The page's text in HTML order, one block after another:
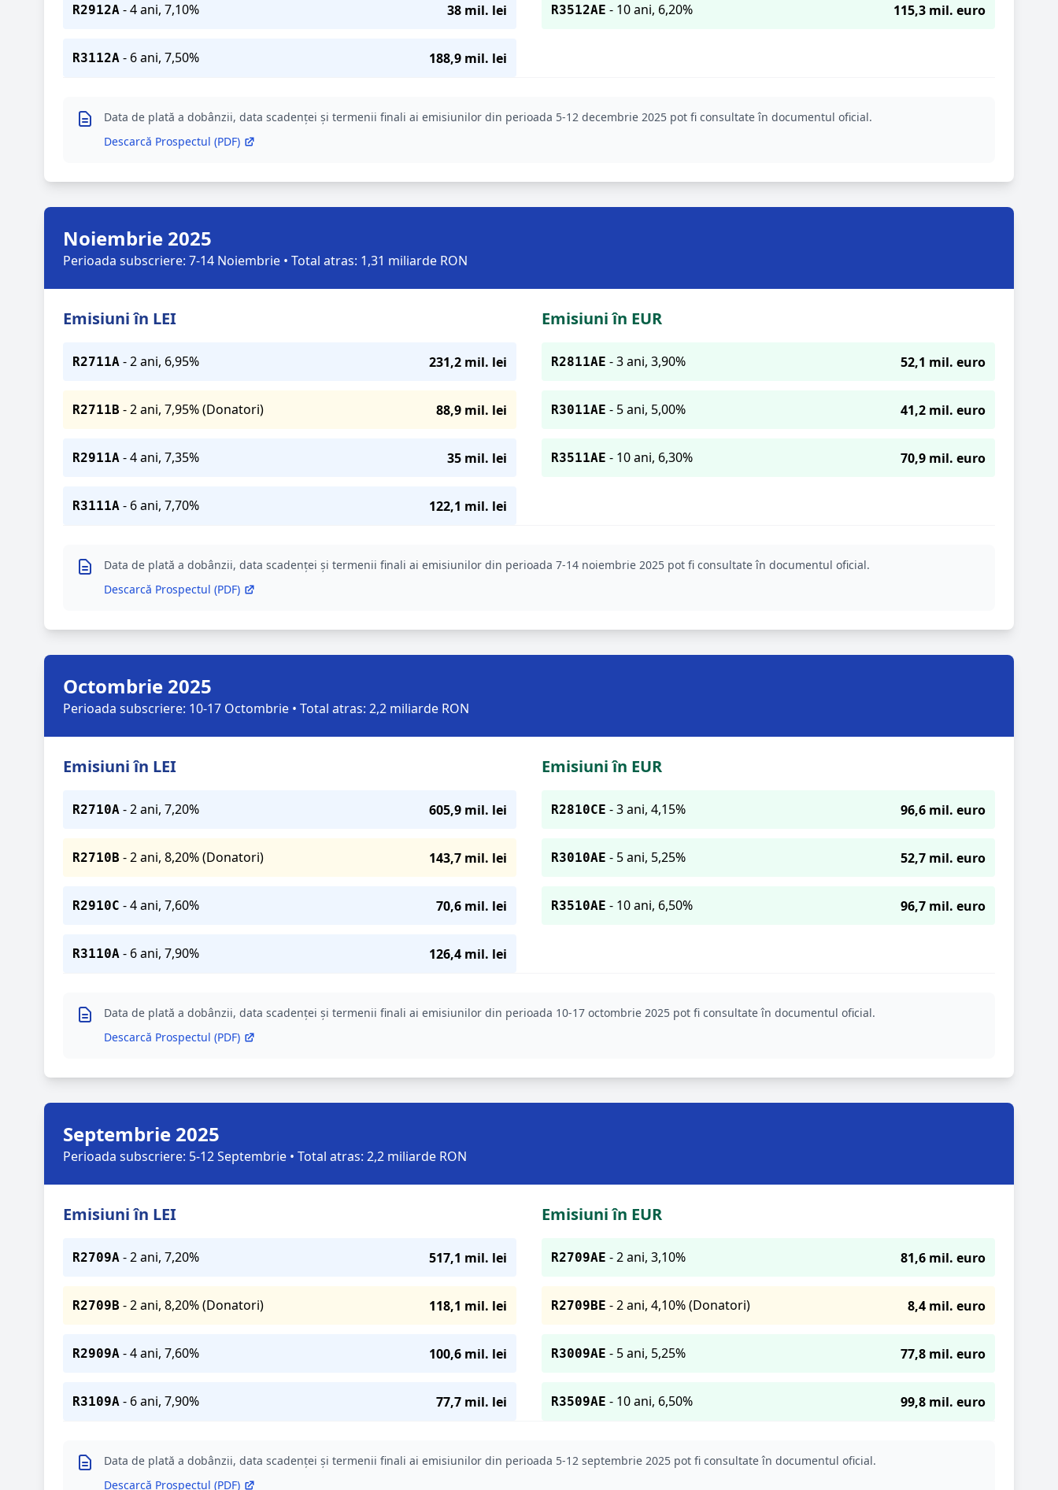
R2912A - 4 ani, 7,10% 38 mil. lei
R3112A - 6 ani, 7,50% 188,9 mil. lei
R3512AE - 10 ani, 6,20% 115,3 mil. euro
Data de plată a dobânzii, data scadenței și termenii finali ai emisiunilor din perioada 5-12 decembrie 2025 pot fi consultate în documentul oficial.
Descarcă Prospectul (PDF)
Noiembrie 2025
Perioada subscriere: 7-14 Noiembrie • Total atras: 1,31 miliarde RON
Emisiuni în LEI
R2711A - 2 ani, 6,95% 231,2 mil. lei
R2711B - 2 ani, 7,95% (Donatori) 88,9 mil. lei
R2911A - 4 ani, 7,35% 35 mil. lei
R3111A - 6 ani, 7,70% 122,1 mil. lei
Emisiuni în EUR
R2811AE - 3 ani, 3,90% 52,1 mil. euro
R3011AE - 5 ani, 5,00% 41,2 mil. euro
R3511AE - 10 ani, 6,30% 70,9 mil. euro
Data de plată a dobânzii, data scadenței și termenii finali ai emisiunilor din perioada 7-14 noiembrie 2025 pot fi consultate în documentul oficial.
Descarcă Prospectul (PDF)
Octombrie 2025
Perioada subscriere: 10-17 Octombrie • Total atras: 2,2 miliarde RON
Emisiuni în LEI
R2710A - 2 ani, 7,20% 605,9 mil. lei
R2710B - 2 ani, 8,20% (Donatori) 143,7 mil. lei
R2910C - 4 ani, 7,60% 70,6 mil. lei
R3110A - 6 ani, 7,90% 126,4 mil. lei
Emisiuni în EUR
R2810CE - 3 ani, 4,15% 96,6 mil. euro
R3010AE - 5 ani, 5,25% 52,7 mil. euro
R3510AE - 10 ani, 6,50% 96,7 mil. euro
Data de plată a dobânzii, data scadenței și termenii finali ai emisiunilor din perioada 10-17 octombrie 2025 pot fi consultate în documentul oficial.
Descarcă Prospectul (PDF)
Septembrie 2025
Perioada subscriere: 5-12 Septembrie • Total atras: 2,2 miliarde RON
Emisiuni în LEI
R2709A - 2 ani, 7,20% 517,1 mil. lei
R2709B - 2 ani, 8,20% (Donatori) 118,1 mil. lei
R2909A - 4 ani, 7,60% 100,6 mil. lei
R3109A - 6 ani, 7,90% 77,7 mil. lei
Emisiuni în EUR
R2709AE - 2 ani, 3,10% 81,6 mil. euro
R2709BE - 2 ani, 4,10% (Donatori) 8,4 mil. euro
R3009AE - 5 ani, 5,25% 77,8 mil. euro
R3509AE - 10 ani, 6,50% 99,8 mil. euro
Data de plată a dobânzii, data scadenței și termenii finali ai emisiunilor din perioada 5-12 septembrie 2025 pot fi consultate în documentul oficial.
Descarcă Prospectul (PDF)